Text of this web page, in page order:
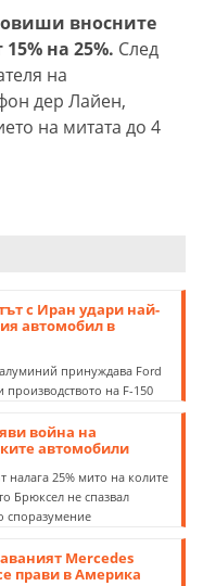
вносните
на 25%. След
на
дер Лайен,
на митата до 4
с Иран удари най-
автомобил в
принуждава Ford
производството на F-150
война на
автомобили
налага 25% мито на колите
Брюксел не спазвал
споразумение
Mercedes
прави в Америка